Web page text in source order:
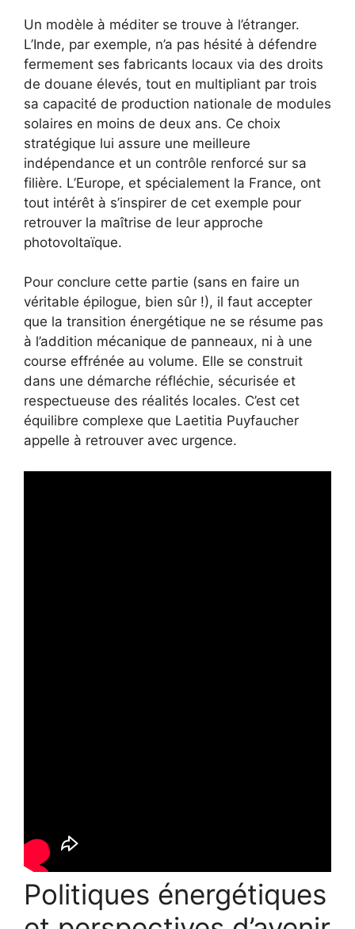
Un modèle à méditer se trouve à l’étranger.
L’Inde, par exemple, n’a pas hésité à défendre
fermement ses fabricants locaux via des droits
de douane élevés, tout en multipliant par trois
sa capacité de production nationale de modules
solaires en moins de deux ans. Ce choix
stratégique lui assure une meilleure
indépendance et un contrôle renforcé sur sa
filière. L’Europe, et spécialement la France, ont
tout intérêt à s’inspirer de cet exemple pour
retrouver la maîtrise de leur approche
photovoltaïque.
Pour conclure cette partie (sans en faire un
véritable épilogue, bien sûr !), il faut accepter
que la transition énergétique ne se résume pas
à l’addition mécanique de panneaux, ni à une
course effrénée au volume. Elle se construit
dans une démarche réfléchie, sécurisée et
respectueuse des réalités locales. C’est cet
équilibre complexe que Laetitia Puyfaucher
appelle à retrouver avec urgence.
Politiques énergétiques